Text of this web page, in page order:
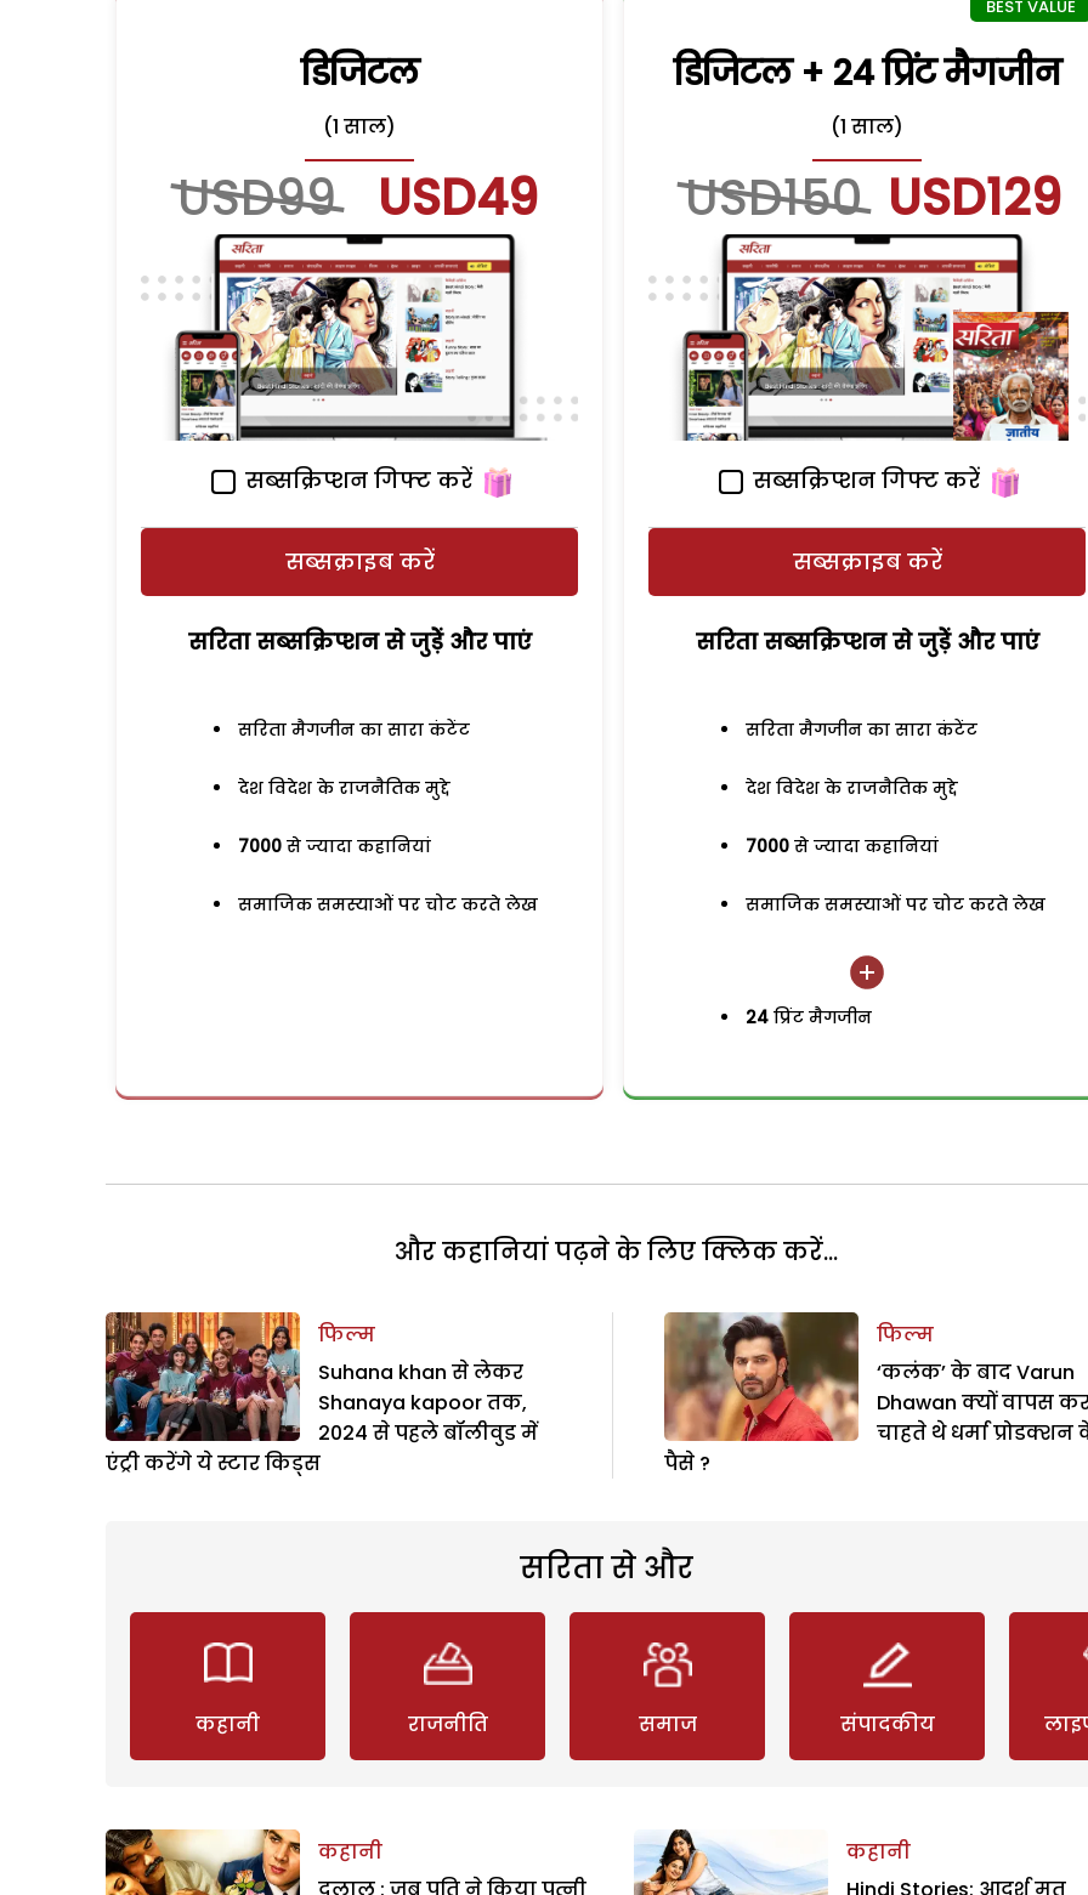
डिजिटल
(1 साल)
USD99 USD49
सब्सक्रिप्शन गिफ्ट करें
सब्सक्राइब करें
सरिता सब्सक्रिप्शन से जुड़ेें और पाएं
सरिता मैगजीन का सारा कंटेंट
देश विदेश के राजनैतिक मुद्दे
7000 से ज्यादा कहानियां
समाजिक समस्याओं पर चोट करते लेख
डिजिटल + 24 प्रिंट मैगजीन
(1 साल)
USD150 USD129
सब्सक्रिप्शन गिफ्ट करें
सब्सक्राइब करें
सरिता सब्सक्रिप्शन से जुड़ेें और पाएं
सरिता मैगजीन का सारा कंटेंट
देश विदेश के राजनैतिक मुद्दे
7000 से ज्यादा कहानियां
समाजिक समस्याओं पर चोट करते लेख
24 प्रिंट मैगजीन
और कहानियां पढ़ने के लिए क्लिक करें...
फिल्म
Suhana khan से लेकर
Shanaya kapoor तक,
2024 से पहले बॉलीवुड में
एंट्री करेंगे ये स्टार किड्स
फिल्म
‘कलंक’ के बाद Varun
Dhawan क्यों वापस
चाहते थे धर्मा प्रोडक्शन
पैसे ?
सरिता से और
कहानी राजनीति समाज संपादकीय
कहानी
दलाल : जब पति ने किया पत्नी
कहानी
Hindi Stories: आदर्श मत